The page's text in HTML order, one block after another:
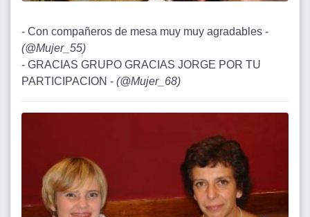
- Con compañeros de mesa muy muy agradables -
(@Mujer_55)
- GRACIAS GRUPO GRACIAS JORGE POR TU
PARTICIPACION - (@Mujer_68)